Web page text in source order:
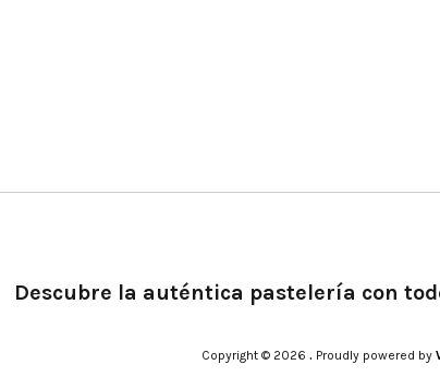
Descubre la auténtica pastelería con
Copyright © 2026 . Proudly powered by